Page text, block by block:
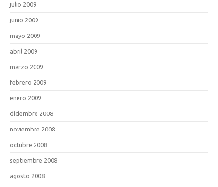
julio 2009
junio 2009
mayo 2009
abril 2009
marzo 2009
febrero 2009
enero 2009
diciembre 2008
noviembre 2008
octubre 2008
septiembre 2008
agosto 2008